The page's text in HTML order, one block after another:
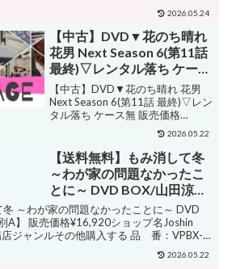
収史,朝井リョウ（原作）,信
澤宣明（音楽）
／黒島結菜,葵わかな,佐藤勝利,田
中麗奈,上田竜也,柏原収史,朝井リ
ョウ（原作）,信澤宣明（音楽） 販
売価格¥3,025ショップ名ブ...
2026.05.24
【中古】DVD▼花のち晴れ
花男 Next Season 6(第11話
最終)▽レンタル落ち ケース
無
【中古】DVD▼花のち晴れ 花男
Next Season 6(第11話 最終)▽レン
タル落ち ケース無 販売価格
¥1,699ショップ名あんらんどジャ
ンルロマンス・ラブストーリー購
入する 邦画 ・杉咲花・平野紫耀・
中川大志・濱田龍臣・飯豊まり...
2026.05.22
【送料無料】もみ消して冬
～わが家の問題なかったこ
とに～ DVD BOX/山田涼介
[DVD]【返品種別A】
冬 ～わが家の問題なかったことに～ DVD
A】 販売価格¥16,920ショップ名Joshin
ジャンルその他購入する 品 番：VPBX-
2026.05.22